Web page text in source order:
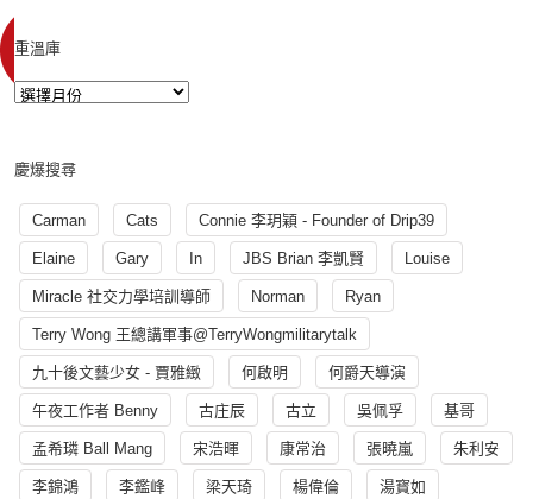
重溫庫
慶爆搜尋
Carman Cats Connie 李玥穎 - Founder of Drip39
Elaine Gary In JBS Brian 李凱賢 Louise
Miracle 社交力學培訓導師 Norman Ryan
Terry Wong 王總講軍事@TerryWongmilitarytalk
九十後文藝少女 - 賈雅緻 何啟明 何爵天導演
午夜工作者 Benny 古庄辰 古立 吳佩孚 基哥
孟希璘 Ball Mang 宋浩暉 康常治 張曉嵐 朱利安
李錦鴻 李鑑峰 梁天琦 楊偉倫 湯寳如